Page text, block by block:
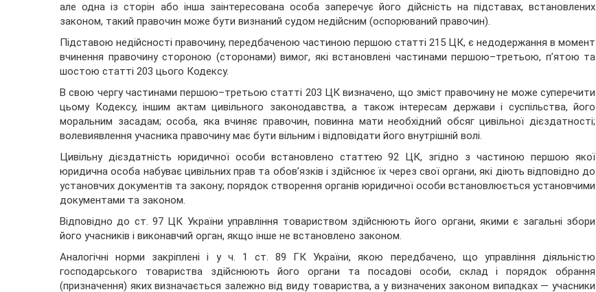
але одна із сторін або інша заінтересована особа заперечує його дійсність на підставах, встановлених
законом, такий правочин може бути визнаний судом недійсним (оспорюваний правочин).
Підставою недійсності правочину, передбаченою частиною першою статті 215 ЦК, є недодержання в момент
вчинення правочину стороною (сторонами) вимог, які встановлені частинами першою–третьою, п’ятою та
шостою статті 203 цього Кодексу.
В свою чергу частинами першою–третьою статті 203 ЦК визначено, що зміст правочину не може суперечити
цьому Кодексу, іншим актам цивільного законодавства, а також інтересам держави і суспільства, його
моральним засадам; особа, яка вчиняє правочин, повинна мати необхідний обсяг цивільної дієздатності;
волевиявлення учасника правочину має бути вільним і відповідати його внутрішній волі.
Цивільну дієздатність юридичної особи встановлено статтею 92 ЦК, згідно з частиною першою якої
юридична особа набуває цивільних прав та обов’язків і здійснює їх через свої органи, які діють відповідно до
установчих документів та закону; порядок створення органів юридичної особи встановлюється установчими
документами та законом.
Відповідно до ст. 97 ЦК України управління товариством здійснюють його органи, якими є загальні збори
його учасників і виконавчий орган, якщо інше не встановлено законом.
Аналогічні норми закріплені і у ч. 1 ст. 89 ГК України, якою передбачено, що управління діяльністю
господарського товариства здійснюють його органи та посадові особи, склад і порядок обрання
(призначення) яких визначається залежно від виду товариства, а у визначених законом випадках — учасники